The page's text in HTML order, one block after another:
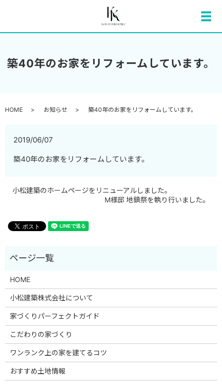
メ
築40年のお家をリフォームしています。
HOME お知らせ 築40年のお家をリフォームしています。
2019/06/07
築40年のお家をリフォームしています。
小松建築のホームページをリニューアルしました。
M様邸 地鎮祭を執り行いました。
HOME
小松建築株式会社について
家づくりパーフェクトガイド
こだわりの家づくり
ワンランク上の家を建てるコツ
おすすめ土地情報